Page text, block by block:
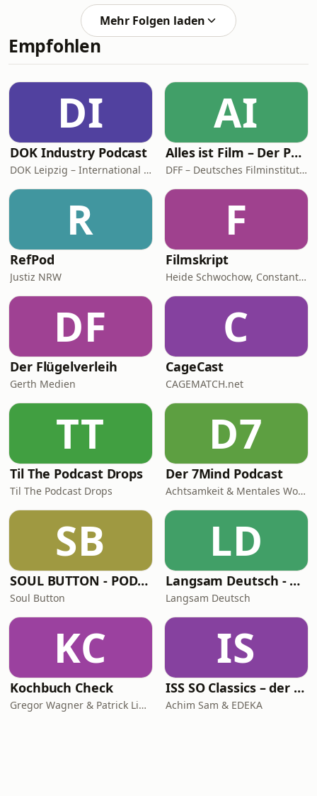
Flüsterflügeln der Schleiereule bis hin
zu Klettverschlüssen und Gecko-
Haftung. Entdeckt
Spezial dreht sich alles um
Erfindungen und ihren Ursprung. Ivy
Haase erzählt die faszinierende
Geschichte von Leonardo da Vinci,
Menschheit. Von seinen visionären
Ideen bis zu überraschenden
Zufallsentdeckungen – entdecke, wie
E
Mehr Folgen laden
Empfohlen
DI
DOK Industry Podcast
DOK Leipzig – International Leipzig Festival for Documentary and Animated Film
AI
Alles ist Film – Der Podcast des DFF
DFF – Deutsches Filminstitut & Filmmuseum
R
RefPod
Justiz NRW
F
Filmskript
Heide Schwochow, Constantin Lieb
DF
Der Flügelverleih
Gerth Medien
C
CageCast
CAGEMATCH.net
TT
Til The Podcast Drops
Til The Podcast Drops
D7
Der 7Mind Podcast
Achtsamkeit & Mentales Wohlbefinden
SB
SOUL BUTTON - PODCAST
Soul Button
LD
Langsam Deutsch - Deutsch lernen
Langsam Deutsch
KC
Kochbuch Check
Gregor Wagner & Patrick Linke
IS
ISS SO Classics – der Ernährungspodcast mit Achim Sam (Wiederholungen)
Achim Sam & EDEKA